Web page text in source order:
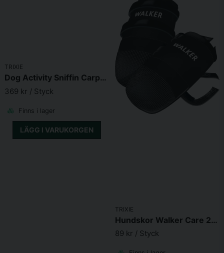
Skicka fråga
TRIXIE
Dog Activity Sniffin Carpet Nivå 1 50x34cm
369 kr / Styck
Finns i lager
LÄGG I VARUKORGEN
TRIXIE
Hundskor Walker Care 2-pack
89 kr / Styck